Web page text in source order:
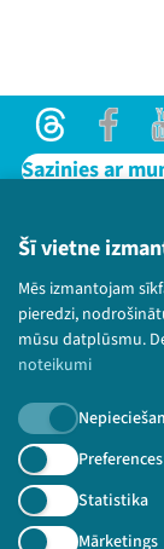
Šī vietne
Mēs izmantojam
pieredzi,
mūsu datplūsmu.
noteikumi
Preferences
Statistika
Mārketings
Threads
Sazinies ar
Lietošanas
Bērnu
© 2026
paturētas.
Piesakies
Nepalaid garām